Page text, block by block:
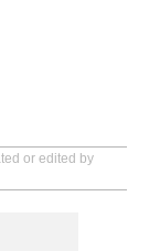
or edited by